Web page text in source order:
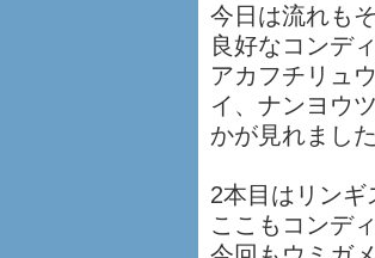
今日は流れも
良好なコンデ
アカフチリュ
イ、ナンヨウ
かが見れまし
2本目はリンギ
ここもコンデ